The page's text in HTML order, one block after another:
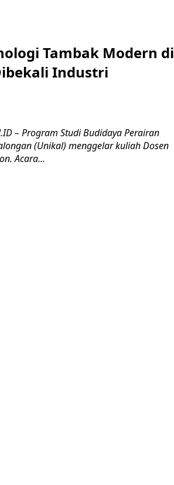
Tambak Modern di
Industri
– Program Studi Budidaya Perairan
(Unikal) menggelar kuliah Dosen
Acara...